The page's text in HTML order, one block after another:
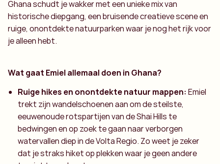
Ghana schudt je wakker met een unieke mix van
historische diepgang, een bruisende creatieve scene en
ruige, onontdekte natuurparken waar je nog het rijk voor
je alleen hebt.
Wat gaat Emiel allemaal doen in Ghana?
Ruige hikes en onontdekte natuur mappen: Emiel
trekt zijn wandelschoenen aan om de steilste,
eeuwenoude rotspartijen van de Shai Hills te
bedwingen en op zoek te gaan naar verborgen
watervallen diep in de Volta Regio. Zo weet je zeker
dat je straks hiket op plekken waar je geen andere